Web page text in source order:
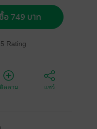
อ 749 บาท
5 Rating
ติดตาม แชร์